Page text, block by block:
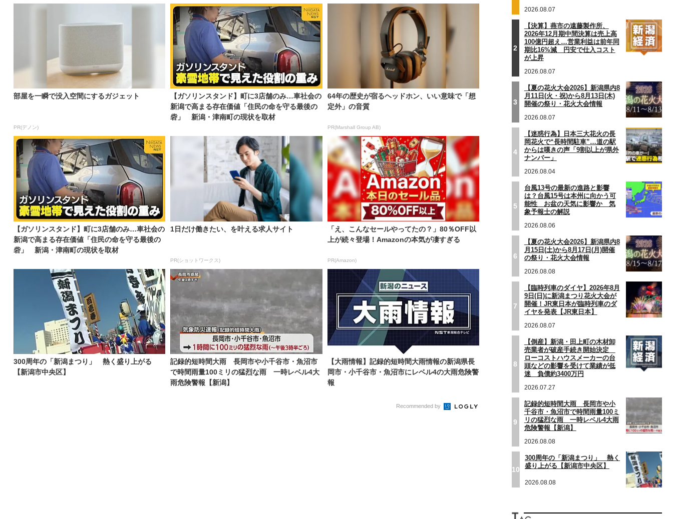
部屋を一瞬で没入空間にするガジェット
PR(デノン)
【ガソリンスタンド】町に3店舗のみ…車社会の
新潟で高まる存在価値「住民の命を守る最後の
砦」 新潟・津南町の現状を取材
64年の歴史が宿るヘッドホン、いい意味で「想
定外」の音質
PR(Marshall Group AB)
【ガソリンスタンド】町に3店舗のみ…車社会の
新潟で高まる存在価値「住民の命を守る最後の
砦」 新潟・津南町の現状を取材
1日だけ働きたい、を叶える求人サイト
PR(ショットワークス)
「え、こんなセールやってたの？」80％OFF以
上が続々登場！Amazonの本気が凄すぎる
PR(Amazon)
300周年の「新潟まつり」 熱く盛り上がる
【新潟市中央区】
記録的短時間大雨 長岡市や小千谷市・魚沼市
で時間雨量100ミリの猛烈な雨 一時レベル4大
雨危険警報【新潟】
【大雨情報】記録的短時間大雨情報の新潟県長
岡市・小千谷市・魚沼市にレベル4の大雨危険警
報
Recommended by
2026.08.07
2
【決算】燕市の遠藤製作所、
2026年12月期中間決算は売上高
100億円超え…営業利益は前年同
期比16%減 円安で仕入コスト
が上昇
2026.08.07
3
【夏の花火大会2026】新潟県内8
月11日(火・祝)から8月13日(木)
開催の祭り・花火大会情報
2026.08.07
4
【迷惑行為】日本三大花火の長
岡花火で“長時間駐車”…道の駅
からは嘆きの声「9割以上が県外
ナンバー」
2026.08.04
5
台風13号の最新の進路と影響
は？台風15号は本州に向かう可
能性 お盆の天気に影響か 気
象予報士の解説
2026.08.06
6
【夏の花火大会2026】新潟県内8
月15日(土)から8月17日(月)開催
の祭り・花火大会情報
2026.08.08
7
【臨時列車のダイヤ】2026年8月
9日(日)に新潟まつり花火大会が
開催！JR東日本が臨時列車のダ
イヤを発表【JR東日本】
2026.08.07
8
【倒産】新潟・田上町の木材卸
売業者が破産手続き開始決定
ローコストハウスメーカーの台
頭などの影響を受けて業績が低
迷 負債約3400万円
2026.07.27
9
記録的短時間大雨 長岡市や小
千谷市・魚沼市で時間雨量100ミ
リの猛烈な雨 一時レベル4大雨
危険警報【新潟】
2026.08.08
10
300周年の「新潟まつり」 熱く
盛り上がる【新潟市中央区】
2026.08.08